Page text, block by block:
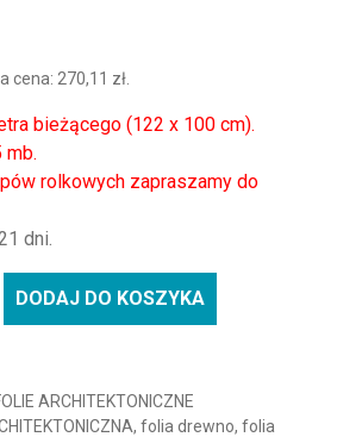
cena: 270,11 zł
bieżącego (122 x 100 cm).
mb.
rolkowych zapraszamy do
dni.
BENIF NW057
DODAJ DO KOSZYKA
ARCHITEKTONICZNE
,folia drewno,folia